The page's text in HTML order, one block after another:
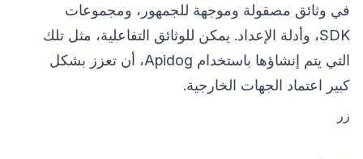
في وثائق مصقولة وموجهة للجمهور، ومجموعات
SDK، وأدلة الإعداد. يمكن للوثائق التفاعلية، مثل تلك
التي يتم إنشاؤها باستخدام Apidog، أن تعزز بشكل
كبير اعتماد الجهات الخارجية.
زر